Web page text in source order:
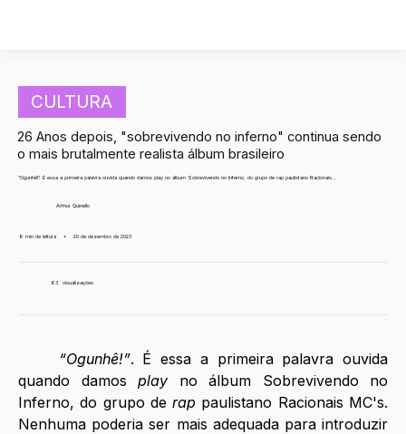
CULTURA
26 Anos depois, "sobrevivendo no inferno" continua sendo
o mais brutalmente realista álbum brasileiro
“Ogunhê!”. É essa a primeira palavra ouvida quando damos play no álbum Sobrevivendo no Inferno, do grupo de rap paulistano Racionais...
Arthur Quinello
8 min de leitura • 20 de dezembro de 2023
63 visualizações
“Ogunhê!”. É essa a primeira palavra ouvida
quando damos play no álbum Sobrevivendo no
Inferno, do grupo de rap paulistano Racionais MC's.
Nenhuma poderia ser mais adequada para introduzir